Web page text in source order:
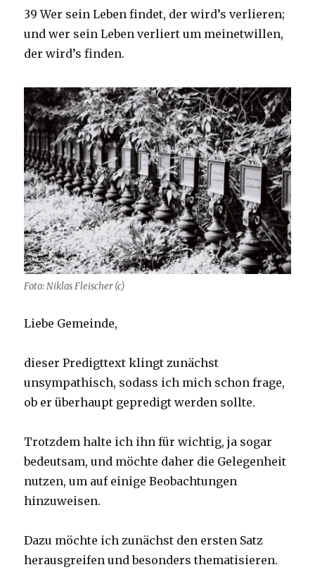
39 Wer sein Leben findet, der wird’s verlieren;
und wer sein Leben verliert um meinetwillen,
der wird’s finden.
Foto: Niklas Fleischer (c)
Liebe Gemeinde,
dieser Predigttext klingt zunächst
unsympathisch, sodass ich mich schon frage,
ob er überhaupt gepredigt werden sollte.
Trotzdem halte ich ihn für wichtig, ja sogar
bedeutsam, und möchte daher die Gelegenheit
nutzen, um auf einige Beobachtungen
hinzuweisen.
Dazu möchte ich zunächst den ersten Satz
herausgreifen und besonders thematisieren.